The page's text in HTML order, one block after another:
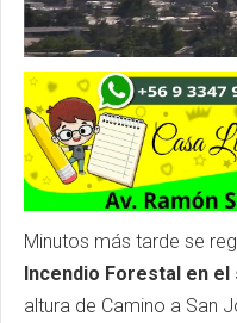
Minutos más tarde se
Incendio Forestal en
altura de Camino a San